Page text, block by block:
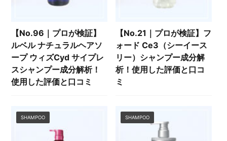
【No.96｜プロが検証】
ルベル ナチュラルヘアソ
ープ ウィズCyd サイプレ
スシャンプー成分解析！
使用した評価と口コミ
【No.21｜プロが検証】フ
ォード Ce3（シーイース
リー）シャンプー成分解
析！使用した評価と口コ
ミ
SHAMPOO SHAMPOO